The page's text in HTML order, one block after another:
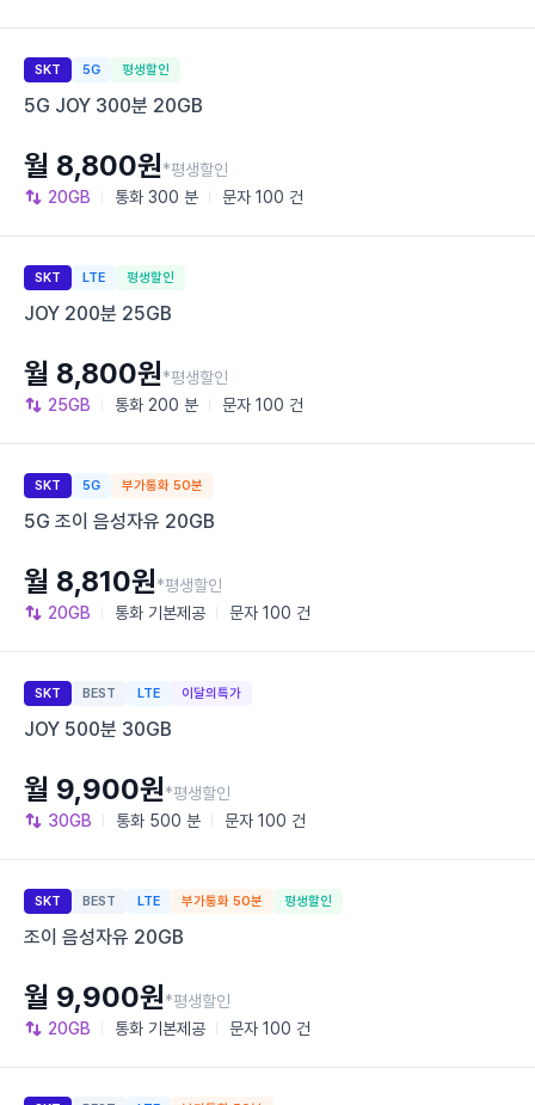
SKT 5G 평생할인
5G JOY 300분 20GB
20GB 통화 300 분 문자 100 건
월 8,800원*평생할인
SKT LTE 평생할인
JOY 200분 25GB
25GB 통화 200 분 문자 100 건
월 8,800원*평생할인
SKT 5G 부가통화 50분
5G 조이 음성자유 20GB
20GB 통화 기본제공 문자 100 건
월 8,810원*평생할인
SKT BEST LTE 이달의특가
JOY 500분 30GB
30GB 통화 500 분 문자 100 건
월 9,900원*평생할인
SKT BEST LTE 부가통화 50분 평생할인
조이 음성자유 20GB
20GB 통화 기본제공 문자 100 건
월 9,900원*평생할인